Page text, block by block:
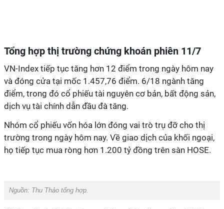
Tổng hợp thị trường chứng khoán phiên 11/7
VN-Index tiếp tục tăng hơn 12 điểm trong ngày hôm nay
và đóng cửa tại mốc 1.457,76 điểm. 6/18 ngành tăng
điểm, trong đó cổ phiếu tài nguyên cơ bản, bất động sản,
dịch vụ tài chính dẫn đầu đà tăng.
Nhóm cổ phiếu vốn hóa lớn đóng vai trò trụ đỡ cho thị
trường trong ngày hôm nay. Về giao dịch của khối ngoại,
họ tiếp tục mua ròng hơn 1.200 tỷ đồng trên sàn HOSE.
Nguồn: Thu Thảo tổng hợp.